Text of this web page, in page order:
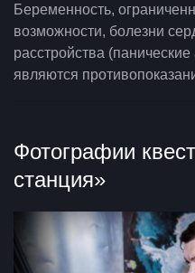
Беременность,
возможности, болезни
расстройства
являются
Фотографии
станция»